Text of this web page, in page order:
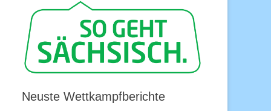
Neuste Wettkampfberichte